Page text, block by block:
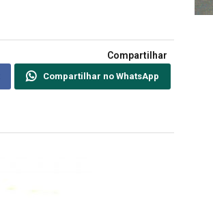
Compartilhar
Compartilhar no WhatsApp